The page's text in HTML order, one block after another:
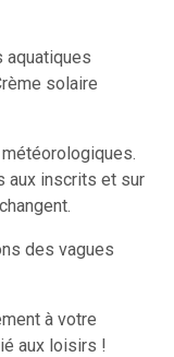
aquatiques
solaire
aux inscrits et sur
des vagues
à votre
aux loisirs !